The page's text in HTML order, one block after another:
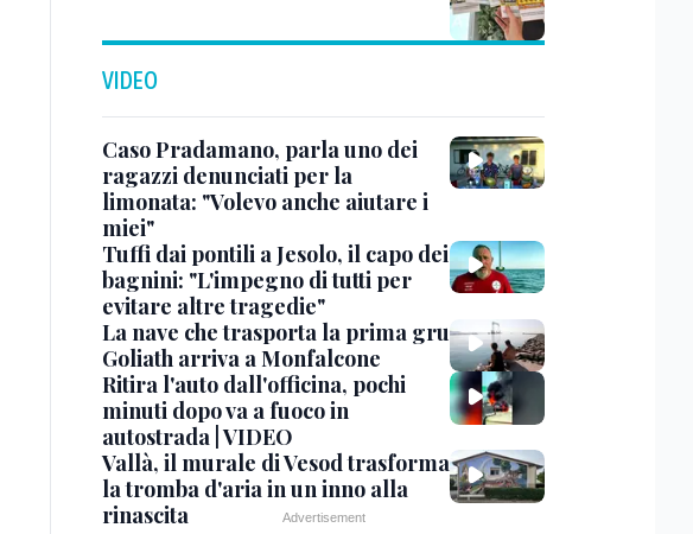
VIDEO
Caso Pradamano, parla uno dei
ragazzi denunciati per la
limonata: "Volevo anche aiutare i
miei"
Tuffi dai pontili a Jesolo, il capo dei
bagnini: "L'impegno di tutti per
evitare altre tragedie"
La nave che trasporta la prima gru
Goliath arriva a Monfalcone
Ritira l'auto dall'officina, pochi
minuti dopo va a fuoco in
autostrada | VIDEO
Vallà, il murale di Vesod trasforma
la tromba d'aria in un inno alla
rinascita